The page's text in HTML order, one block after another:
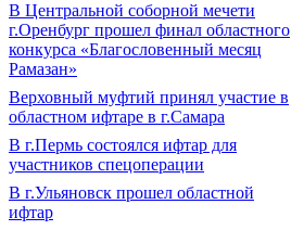
В Центральной соборной мечети
г.Оренбург прошел финал областного
конкурса «Благословенный месяц
Рамазан»
Верховный муфтий принял участие в
областном ифтаре в г.Самара
В г.Пермь состоялся ифтар для
участников спецоперации
В г.Ульяновск прошел областной
ифтар